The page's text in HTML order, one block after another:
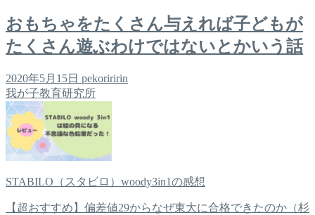
おもちゃをたくさん与えれば子どもが
たくさん遊ぶわけではないとかいう話
2020年5月15日 pekoriririn
我が子教育研究所
STABILO（スタビロ）woody3in1の感想
【超おすすめ】偏差値29からなぜ東大に合格できたのか（杉